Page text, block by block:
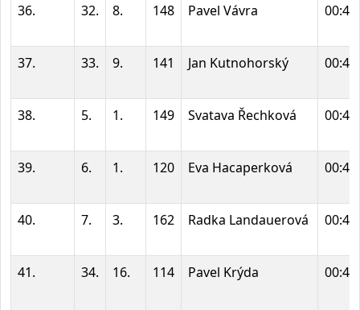
36. 32. 8. 148 Pavel Vávra
37. 33. 9. 141 Jan Kutnohorský
38. 5. 1. 149 Svatava Řechková
39. 6. 1. 120 Eva Hacaperková
40. 7. 3. 162 Radka Landauerová
41. 34. 16. 114 Pavel Krýda